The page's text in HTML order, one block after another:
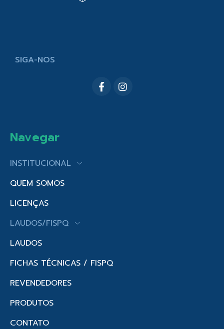
SIGA-NOS
Navegar
INSTITUCIONAL
QUEM SOMOS
LICENÇAS
LAUDOS/FISPQ
LAUDOS
FICHAS TÉCNICAS / FISPQ
REVENDEDORES
PRODUTOS
CONTATO